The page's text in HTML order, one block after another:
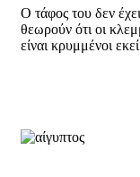
Ο τάφος του δεν
θεωρούν ότι οι
είναι κρυμμένοι